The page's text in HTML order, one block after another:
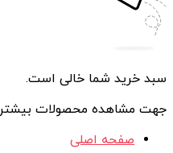
سبد خرید شما خالی است.
جهت مشاهده محصولات بیشتر
صفحه اصلی